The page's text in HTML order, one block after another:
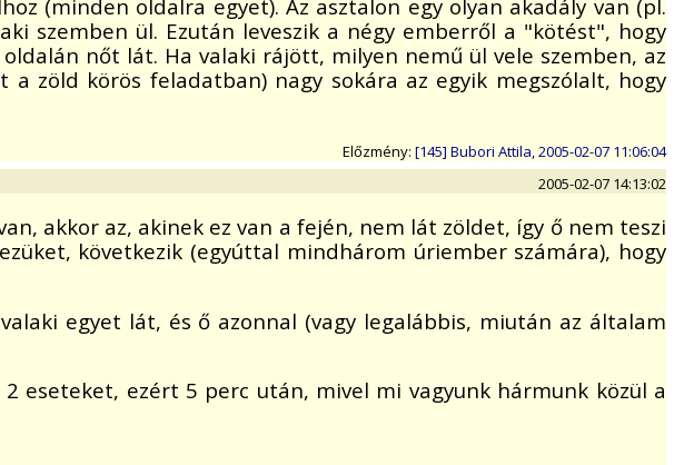
(minden oldalra egyet). Az asztalon egy olyan akadály van (pl.
szemben ül. Ezután leveszik a négy emberről a "kötést", hogy
nőt lát. Ha valaki rájött, milyen nemű ül vele szemben, az
zöld körös feladatban) nagy sokára az egyik megszólalt, hogy
Előzmény: [145] Bubori Attila, 2005-02-07 11:06:04
2005-02-07 14:13:02
akkor az, akinek ez van a fején, nem lát zöldet, így ő nem teszi
következik (egyúttal mindhárom úriember számára), hogy
egyet lát, és ő azonnal (vagy legalábbis, miután az általam
eseteket, ezért 5 perc után, mivel mi vagyunk hármunk közül a